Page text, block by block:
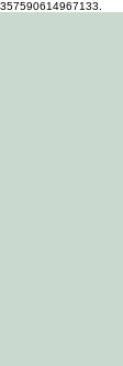
357590614967133.